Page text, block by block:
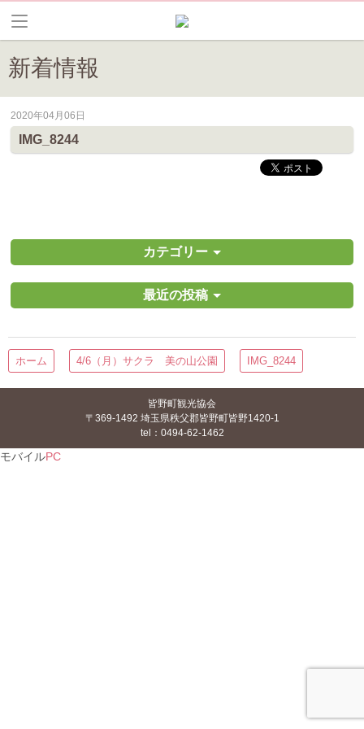
新着情報
皆野町のイベントやお祭り、花情報等の最新情報や観光協会会員情報
2020年04月06日
IMG_8244
カテゴリー
最近の投稿
ホーム 4/6（月）サクラ 美の山公園 IMG_8244
皆野町観光協会
〒369-1492 埼玉県秩父郡皆野町皆野1420-1
tel：0494-62-1462
モバイルPC